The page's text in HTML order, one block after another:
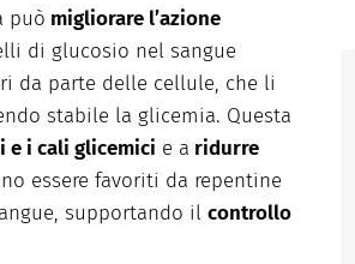
può migliorare l’azione
di glucosio nel sangue
da parte delle cellule, che li
stabile la glicemia. Questa
e i cali glicemici e a ridurre
essere favoriti da repentine
supportando il controllo